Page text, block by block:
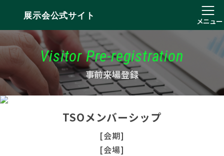
展示会公式サイト
メニュー
Visitor Pre-registration
事前来場登録
TSOメンバーシップ
[会期]
[会場]